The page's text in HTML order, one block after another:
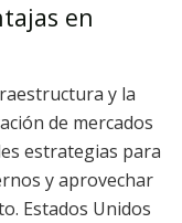
en
y la
de mercados
estrategias para
y aprovechar
Estados Unidos